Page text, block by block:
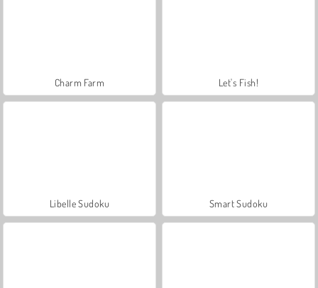
Charm Farm Let's Fish!
Libelle Sudoku Smart Sudoku